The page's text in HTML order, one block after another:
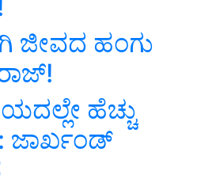
ಜೀವದ ಹಂಗು
ಹೆಚ್ಚು
ಜಾರ್ಖಂಡ್‌